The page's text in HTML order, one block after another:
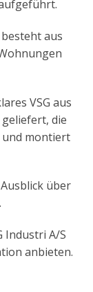
aus
VSG aus
geliefert, die
und montiert
über
Industri A/S
anbieten.